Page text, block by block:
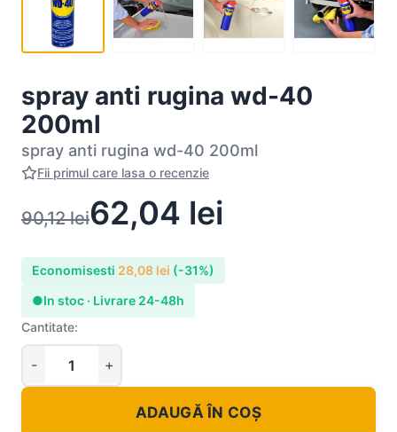
spray anti rugina wd-40
200ml
spray anti rugina wd-40 200ml
Fii primul care lasa o recenzie
90,12lei62,04 lei
Economisesti 28,08 lei (-31%)
●In stoc · Livrare 24-48h
Cantitate:
ADAUGĂ ÎN COȘ